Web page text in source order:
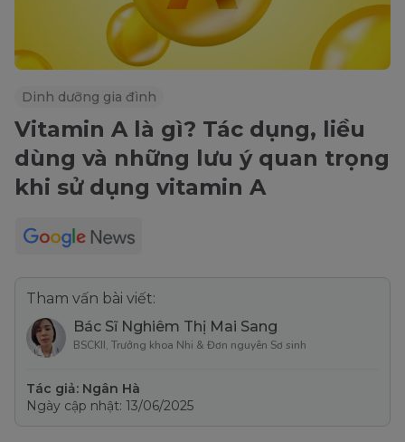
Dinh dưỡng gia đình
Vitamin A là gì? Tác dụng, liều
dùng và những lưu ý quan trọng
khi sử dụng vitamin A
Tham vấn bài viết:
Bác Sĩ Nghiêm Thị Mai Sang
BSCKII, Trưởng khoa Nhi & Đơn nguyên Sơ sinh
Tác giả: Ngân Hà
Ngày cập nhật: 13/06/2025